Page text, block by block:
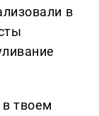
в
твоем